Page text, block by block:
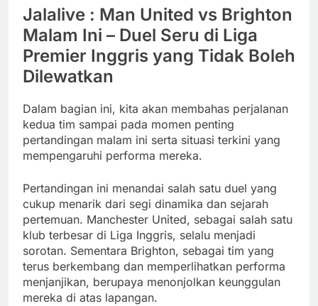
Jalalive : Man United vs Brighton
Malam Ini – Duel Seru di Liga
Premier Inggris yang Tidak Boleh
Dilewatkan
Dalam bagian ini, kita akan membahas perjalanan
kedua tim sampai pada momen penting
pertandingan malam ini serta situasi terkini yang
mempengaruhi performa mereka.
Pertandingan ini menandai salah satu duel yang
cukup menarik dari segi dinamika dan sejarah
pertemuan. Manchester United, sebagai salah satu
klub terbesar di Liga Inggris, selalu menjadi
sorotan. Sementara Brighton, sebagai tim yang
terus berkembang dan memperlihatkan performa
menjanjikan, berupaya menonjolkan keunggulan
mereka di atas lapangan.